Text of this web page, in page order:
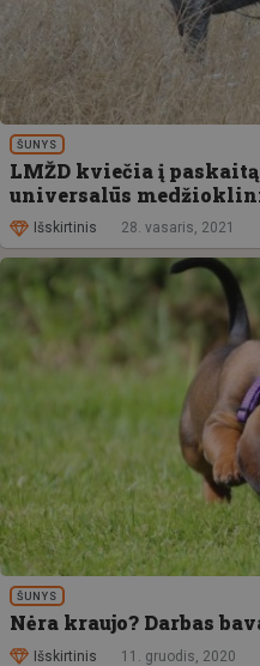
ŠUNYS
LMŽD kviečia į
universalūs
Išskirtinis 28. vasaris, 2021
ŠUNYS
Nėra kraujo? Darbas
Išskirtinis 11. gruodis, 2020